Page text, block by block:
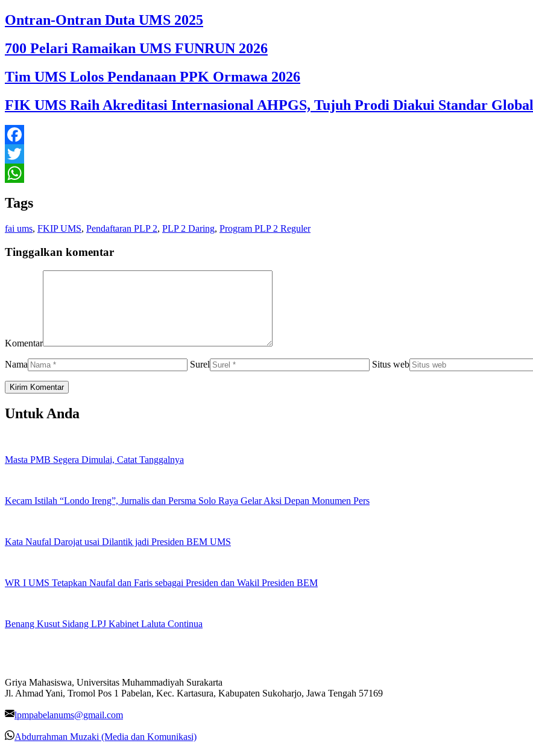
Ontran-Ontran Duta UMS 2025
700 Pelari Ramaikan UMS FUNRUN 2026
Tim UMS Lolos Pendanaan PPK Ormawa 2026
FIK UMS Raih Akreditasi Internasional AHPGS, Tujuh Prodi Diakui Standar Global
Facebook
Twitter
Tags
fai ums, FKIP UMS, Pendaftaran PLP 2, PLP 2 Daring, Program PLP 2 Reguler
Tinggalkan komentar
Komentar
Nama Surel Situs web
Untuk Anda
Masta PMB Segera Dimulai, Catat Tanggalnya
Kecam Istilah “Londo Ireng”, Jurnalis dan Persma Solo Raya Gelar Aksi Depan Monumen Pers
Kata Naufal Darojat usai Dilantik jadi Presiden BEM UMS
WR I UMS Tetapkan Naufal dan Faris sebagai Presiden dan Wakil Presiden BEM
Benang Kusut Sidang LPJ Kabinet Laluta Continua
Griya Mahasiswa, Universitas Muhammadiyah Surakarta
Jl. Ahmad Yani, Tromol Pos 1 Pabelan, Kec. Kartasura, Kabupaten Sukoharjo, Jawa Tengah 57169
lpmpabelanums@gmail.com
Abdurrahman Muzaki (Media dan Komunikasi)